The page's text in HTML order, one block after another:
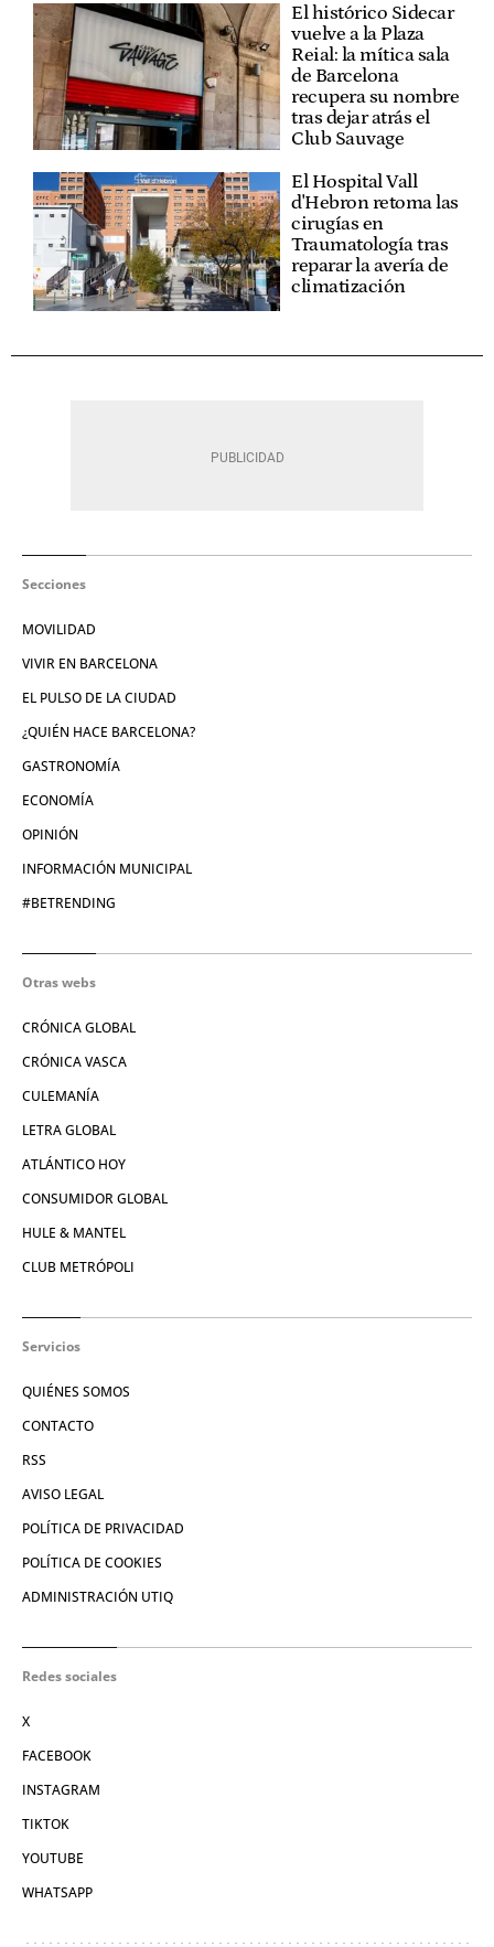
El histórico Sidecar
vuelve a la Plaza
Reial: la mítica sala
de Barcelona
recupera su nombre
tras dejar atrás el
Club Sauvage
El Hospital Vall
d'Hebron retoma las
cirugías en
Traumatología tras
reparar la avería de
climatización
Secciones
MOVILIDAD
VIVIR EN BARCELONA
EL PULSO DE LA CIUDAD
¿QUIÉN HACE BARCELONA?
GASTRONOMÍA
ECONOMÍA
OPINIÓN
INFORMACIÓN MUNICIPAL
#BETRENDING
Otras webs
CRÓNICA GLOBAL
CRÓNICA VASCA
CULEMANÍA
LETRA GLOBAL
ATLÁNTICO HOY
CONSUMIDOR GLOBAL
HULE & MANTEL
CLUB METRÓPOLI
Servicios
QUIÉNES SOMOS
CONTACTO
RSS
AVISO LEGAL
POLÍTICA DE PRIVACIDAD
POLÍTICA DE COOKIES
ADMINISTRACIÓN UTIQ
Redes sociales
X
FACEBOOK
INSTAGRAM
TIKTOK
YOUTUBE
WHATSAPP